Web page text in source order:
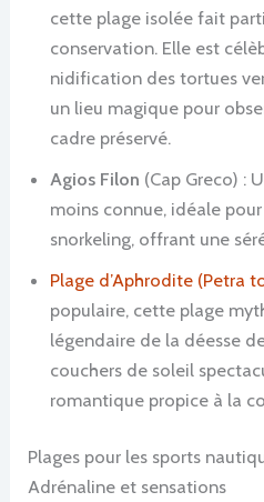
cette plage isolée fait
conservation. Elle est
nidification des tortues
un lieu magique pour
cadre préservé.
Agios Filon (Cap Greco) :
moins connue, idéale
snorkeling, offrant une
Plage d’Aphrodite (Petra
populaire, cette plage
légendaire de la déesse
couchers de soleil
romantique propice à la
Plages pour les sports
Adrénaline et sensations